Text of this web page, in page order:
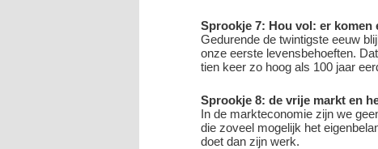
Sprookje 7: Hou vol: er
Gedurende de twintigste eeuw
onze eerste levensbehoeften.
tien keer zo hoog als 100 jaar
Sprookje 8: de vrije markt en
In de markteconomie zijn we
die zoveel mogelijk het
doet dan zijn werk.